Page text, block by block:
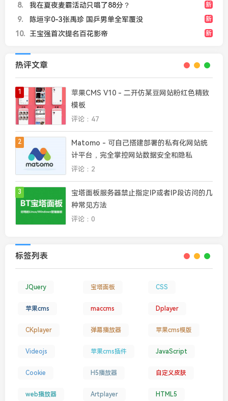
8
新
我在夏夜麦霸活动只唱了88分？
9
新
陈垣宇0-3张禹珍 国乒男单全军覆没
10
新
王宝强首次提名百花影帝
热评文章
1
苹果CMS V10 - 二开仿某豆网站粉红色精致
模板
评论：47
2
Matomo - 可自己搭建部署的私有化网站统
计平台，完全掌控网站数据安全和隐私
评论：2
3
宝塔面板服务器禁止指定IP或者IP段访问的几
种常见方法
评论：0
标签列表
JQuery 宝塔面板 CSS
苹果cms maccms Dplayer
CKplayer 弹幕播放器 苹果cms模版
Videojs 苹果cms插件 JavaScript
Cookie H5播放器 自定义皮肤
web播放器 Artplayer HTML5